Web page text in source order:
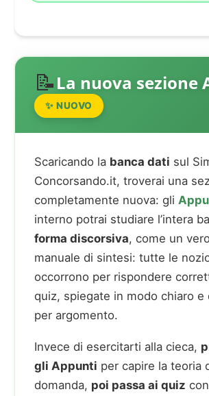
📝La nuova sezione
✨ NUOVO
Scaricando la banca dati sul
Concorsando.it, troverai una
completamente nuova: gli
interno potrai studiare l’intera
forma discorsiva, come un
manuale di sintesi: tutte le
occorrono per rispondere
quiz, spiegate in modo chiaro e
per argomento.
Invece di esercitarti alla cieca,
gli Appunti per capire la teoria
domanda, poi passa ai quiz